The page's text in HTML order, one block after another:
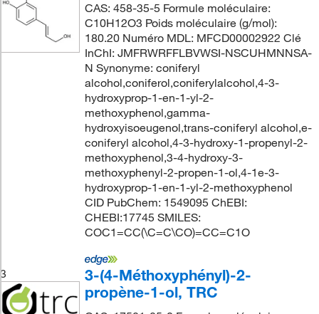
CAS: 458-35-5 Formule moléculaire:
C10H12O3 Poids moléculaire (g/mol):
180.20 Numéro MDL: MFCD00002922 Clé
InChI: JMFRWRFFLBVWSI-NSCUHMNNSA-
N Synonyme: coniferyl
alcohol,coniferol,coniferylalcohol,4-3-
hydroxyprop-1-en-1-yl-2-
methoxyphenol,gamma-
hydroxyisoeugenol,trans-coniferyl alcohol,e-
coniferyl alcohol,4-3-hydroxy-1-propenyl-2-
methoxyphenol,3-4-hydroxy-3-
methoxyphenyl-2-propen-1-ol,4-1e-3-
hydroxyprop-1-en-1-yl-2-methoxyphenol
CID PubChem: 1549095 ChEBI:
CHEBI:17745 SMILES:
COC1=CC(\C=C\CO)=CC=C1O
3
3-(4-Méthoxyphényl)-2-
propène-1-ol, TRC